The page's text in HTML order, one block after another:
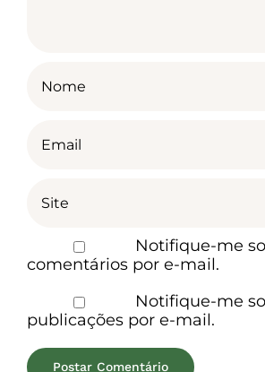
Notifique-me
comentários por e-mail.
Notifique-me
publicações por e-mail.